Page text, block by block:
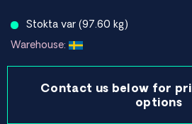
Stokta var (97.60 kg)
Warehouse:
Contact us below for
options